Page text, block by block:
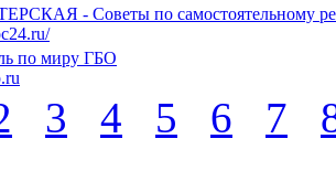
- Советы по самостоятельному
по миру ГБО
3 4 5 6 7